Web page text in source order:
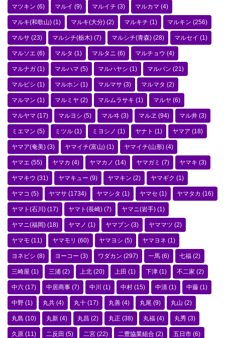
マツキン (6) マルイ (9) マルイチ (3) マルカマ (4)
マルキ(和歌山) (1) マルキ(大分) (2) マルキチ (1) マルキン (256)
マルサ (23) マルシチ(栃木) (7) マルシチ(青森) (28) マルセイ (1)
マルソエ (6) マルタ (1) マルタニ (6) マルチョウ (4)
マルナガ (1) マルハマ (5) マルハヤシ (1) マルバン (21)
マルビシ (1) マルホン (1) マルマサ (3) マルマタ (2)
マルマン (1) マルミヤ (2) マルムラサキ (1) マルヤ (6)
マルヤマ (17) マルヨシ (5) マルヰ (3) マルヱ (94) マル井 (3)
ミエマン (5) ミツル (1) ミヨシノ (1) ヤナト (1) ヤマア (18)
ヤマア(奄美) (3) ヤマイチ(富山) (1) ヤマイチ(山形) (4)
ヤマエ (55) ヤマカ (4) ヤマカノ (14) ヤマガミ (7) ヤマキ (3)
ヤマキウ (31) ヤマキュー (9) ヤマキン (2) ヤマギク (1)
ヤマコ (5) ヤマサ (1734) ヤマシタ (1) ヤマセ (1) ヤマタカ (16)
ヤマト(石川) (17) ヤマト(長崎) (7) ヤマニ(岩手) (1)
ヤマニ(福岡) (18) ヤマノ (1) ヤマブン (3) ヤママツ (2)
ヤマモ (11) ヤマモリ (60) ヤマヨシ (5) ヤマヨネ (1)
ヨネビシ (8) ヨーコー (3) ワダカン (297) 一馬 (6) 七福 (2)
三崎屋 (1) 三浦 (2) 上北 (20) 上田 (1) 下津 (1) 不二家 (2)
中六 (17) 中居商事 (7) 中川 (1) 中村 (15) 中清 (1) 中藤 (1)
中野 (1) 丸共 (4) 丸十 (17) 丸善 (4) 丸尾 (9) 丸山 (2)
丸島 (10) 丸新 (4) 丸昌 (2) 丸正 (38) 丸福 (4) 丸秀 (3)
久原 (11) 二反田 (5) 二宮 (22) 二豊協業組合 (2) 五日市 (6)